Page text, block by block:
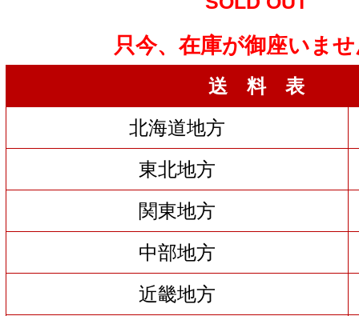
只今、在庫が御座いま
送 料 表
北海道地方
東北地方
関東地方
中部地方
近畿地方